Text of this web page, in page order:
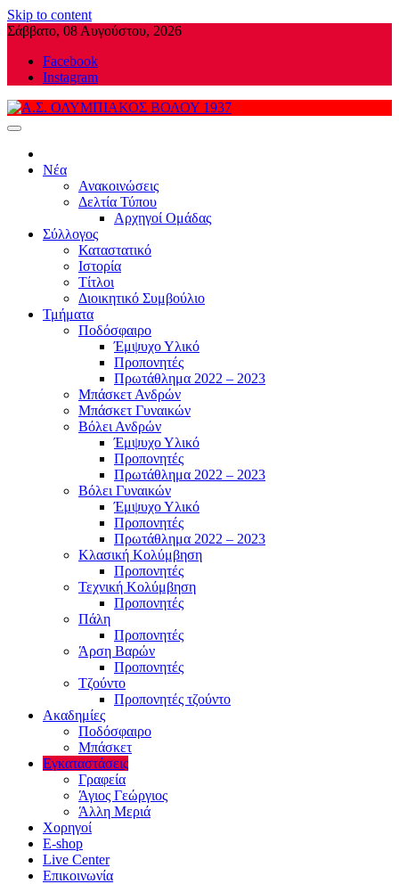
Skip to content
Σάββατο, 08 Αυγούστου, 2026
Facebook
Instagram
Νέα
Ανακοινώσεις
Δελτία Τύπου
Αρχηγοί Ομάδας
Σύλλογος
Καταστατικό
Ιστορία
Τίτλοι
Διοικητικό Συμβούλιο
Τμήματα
Ποδόσφαιρο
Έμψυχο Υλικό
Προπονητές
Πρωτάθλημα 2022 – 2023
Μπάσκετ Ανδρών
Μπάσκετ Γυναικών
Βόλει Ανδρών
Έμψυχο Υλικό
Προπονητές
Πρωτάθλημα 2022 – 2023
Βόλει Γυναικών
Έμψυχο Υλικό
Προπονητές
Πρωτάθλημα 2022 – 2023
Κλασική Κολύμβηση
Προπονητές
Τεχνική Κολύμβηση
Προπονητές
Πάλη
Προπονητές
Άρση Βαρών
Προπονητές
Τζούντο
Προπονητές τζούντο
Ακαδημίες
Ποδόσφαιρο
Μπάσκετ
Εγκαταστάσεις
Γραφεία
Άγιος Γεώργιος
Άλλη Μεριά
Χορηγοί
E-shop
Live Center
Επικοινωνία